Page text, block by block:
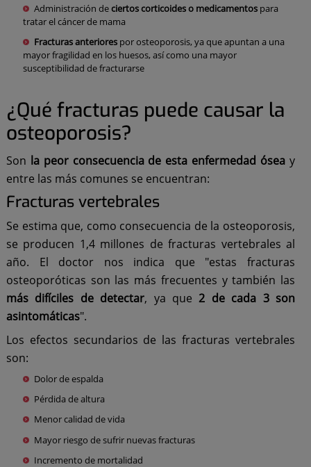
Administración deciertos corticoides o medicamentospara
tratar el cáncer de mama
Fracturas anteriorespor osteoporosis, ya que apuntan a una
mayor fragilidad en los huesos, así como una mayor
susceptibilidad de fracturarse
¿Qué fracturas puede causar la
osteoporosis?
Son la peor consecuencia de esta enfermedad ósea y
entre las más comunes se encuentran:
Fracturas vertebrales
Se estima que, como consecuencia de la osteoporosis,
se producen 1,4 millones de fracturas vertebrales al
año. El doctor nos indica que "estas fracturas
osteoporóticas son las más frecuentes y también las
más difíciles de detectar, ya que2 de cada 3 son
asintomáticas".
Los efectos secundarios de las fracturas vertebrales
son:
Dolor de espalda
Pérdida de altura
Menor calidad de vida
Mayor riesgo de sufrir nuevas fracturas
Incremento de mortalidad